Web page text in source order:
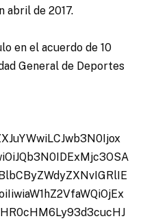
abril de 2017.
en el acuerdo de 10
General de Deportes